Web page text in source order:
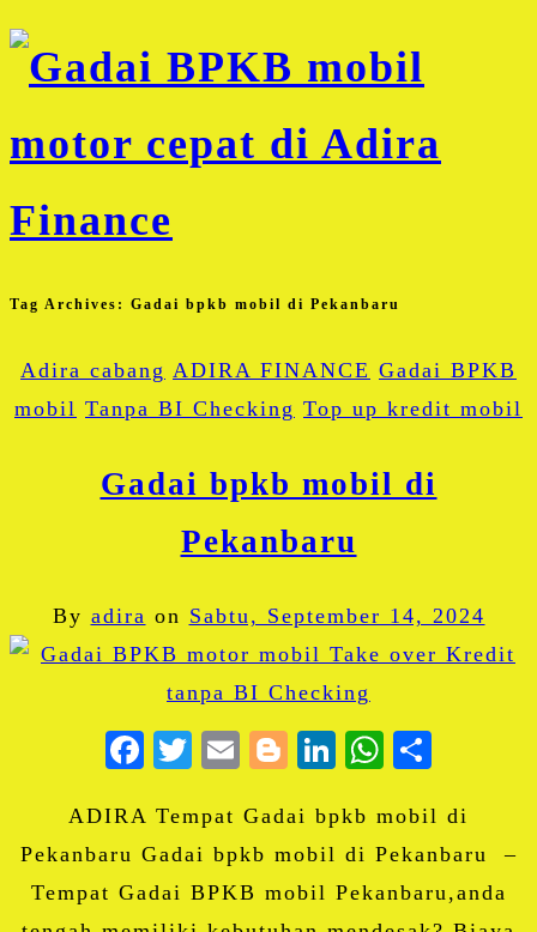
Tag Archives: Gadai bpkb mobil di Pekanbaru
Adira cabang ADIRA FINANCE Gadai BPKB
mobil Tanpa BI Checking Top up kredit mobil
Gadai bpkb mobil di
Pekanbaru
By adira on Sabtu, September 14, 2024
Facebook
Twitter
EmailBlogger
LinkedIn
ADIRA Tempat Gadai bpkb mobil di
Pekanbaru Gadai bpkb mobil di Pekanbaru –
Tempat Gadai BPKB mobil Pekanbaru,anda